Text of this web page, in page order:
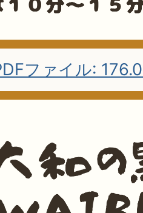
ファイル: